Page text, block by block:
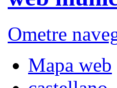
Ometre
Mapa web